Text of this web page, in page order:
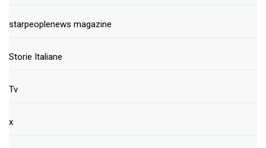
starpeoplenews magazine
Storie Italiane
Tv
x